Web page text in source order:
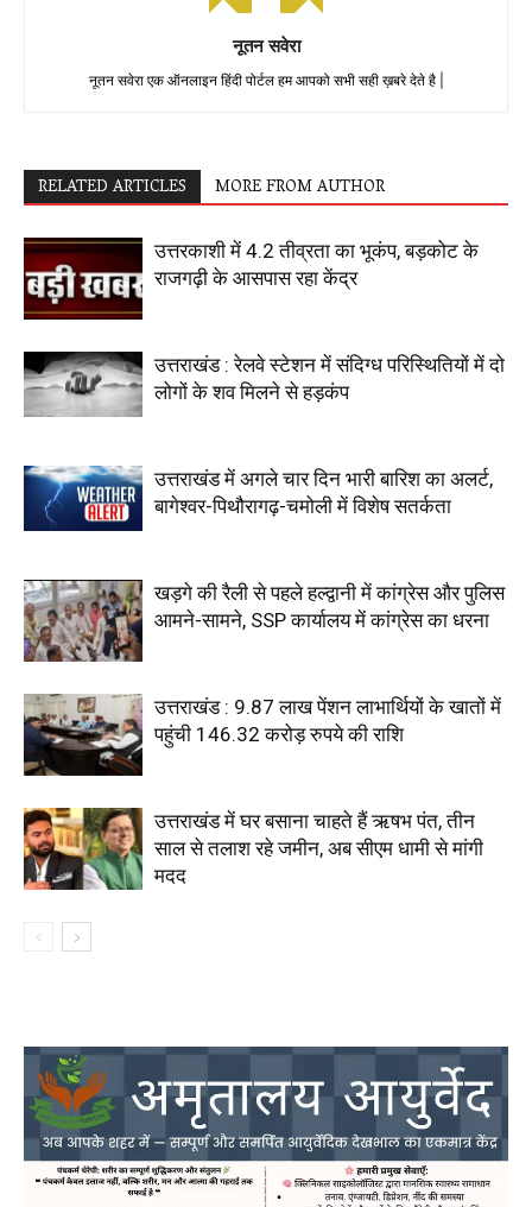
नूतन सवेरा
नूतन सवेरा एक ऑनलाइन हिंदी पोर्टल हम आपको सभी सही ख़बरे देते है |
RELATED ARTICLES MORE FROM AUTHOR
उत्तरकाशी में 4.2 तीव्रता का भूकंप, बड़कोट के
राजगढ़ी के आसपास रहा केंद्र
उत्तराखंड : रेलवे स्टेशन में संदिग्ध परिस्थितियों में दो
लोगों के शव मिलने से हड़कंप
उत्तराखंड में अगले चार दिन भारी बारिश का अलर्ट,
बागेश्वर-पिथौरागढ़-चमोली में विशेष सतर्कता
खड़गे की रैली से पहले हल्द्वानी में कांग्रेस और पुलिस
आमने-सामने, SSP कार्यालय में कांग्रेस का धरना
उत्तराखंड : 9.87 लाख पेंशन लाभार्थियों के खातों में
पहुंची 146.32 करोड़ रुपये की राशि
उत्तराखंड में घर बसाना चाहते हैं ऋषभ पंत, तीन
साल से तलाश रहे जमीन, अब सीएम धामी से मांगी
मदद